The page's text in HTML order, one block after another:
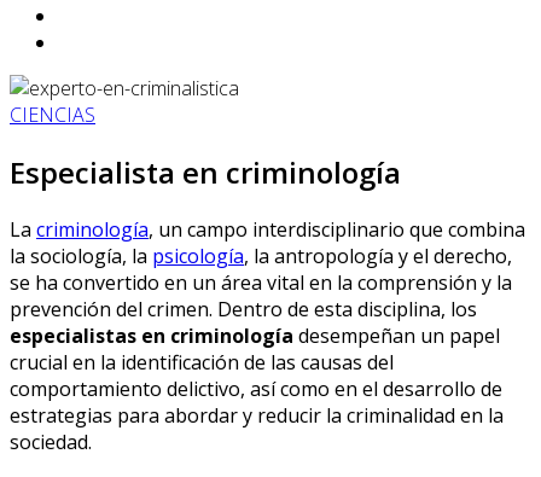
CIENCIAS
Especialista en criminología
La criminología, un campo interdisciplinario que combina
la sociología, la psicología, la antropología y el derecho,
se ha convertido en un área vital en la comprensión y la
prevención del crimen. Dentro de esta disciplina, los
especialistas en criminología desempeñan un papel
crucial en la identificación de las causas del
comportamiento delictivo, así como en el desarrollo de
estrategias para abordar y reducir la criminalidad en la
sociedad.